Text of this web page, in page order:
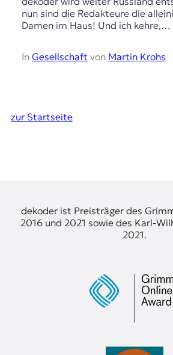
nun sind die Redakteure die
Damen im Haus! Und ich kehre,…
In Gesellschaft von Martin Krohs
zur Startseite
dekoder ist Preisträger des
2016 und 2021 sowie des Karl-
2021.